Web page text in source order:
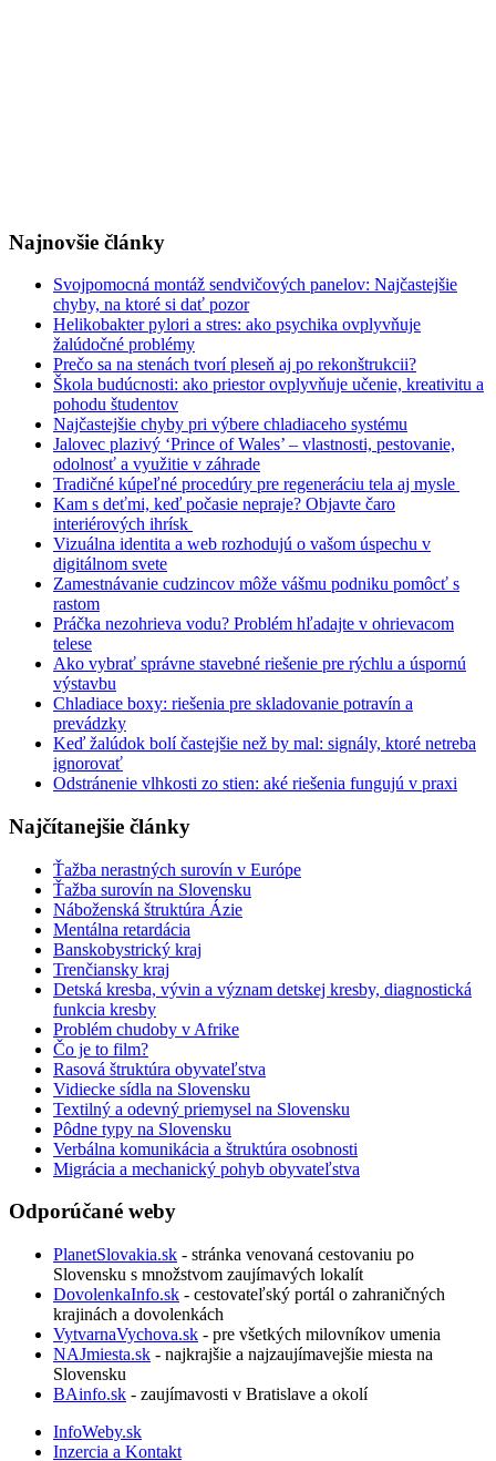
Najnovšie články
Svojpomocná montáž sendvičových panelov: Najčastejšie
chyby, na ktoré si dať pozor
Helikobakter pylori a stres: ako psychika ovplyvňuje
žalúdočné problémy
Prečo sa na stenách tvorí pleseň aj po rekonštrukcii?
Škola budúcnosti: ako priestor ovplyvňuje učenie, kreativitu a
pohodu študentov
Najčastejšie chyby pri výbere chladiaceho systému
Jalovec plazivý ‘Prince of Wales’ – vlastnosti, pestovanie,
odolnosť a využitie v záhrade
Tradičné kúpeľné procedúry pre regeneráciu tela aj mysle
Kam s deťmi, keď počasie nepraje? Objavte čaro
interiérových ihrísk
Vizuálna identita a web rozhodujú o vašom úspechu v
digitálnom svete
Zamestnávanie cudzincov môže vášmu podniku pomôcť s
rastom
Práčka nezohrieva vodu? Problém hľadajte v ohrievacom
telese
Ako vybrať správne stavebné riešenie pre rýchlu a úspornú
výstavbu
Chladiace boxy: riešenia pre skladovanie potravín a
prevádzky
Keď žalúdok bolí častejšie než by mal: signály, ktoré netreba
ignorovať
Odstránenie vlhkosti zo stien: aké riešenia fungujú v praxi
Najčítanejšie články
Ťažba nerastných surovín v Európe
Ťažba surovín na Slovensku
Náboženská štruktúra Ázie
Mentálna retardácia
Banskobystrický kraj
Trenčiansky kraj
Detská kresba, vývin a význam detskej kresby, diagnostická
funkcia kresby
Problém chudoby v Afrike
Čo je to film?
Rasová štruktúra obyvateľstva
Vidiecke sídla na Slovensku
Textilný a odevný priemysel na Slovensku
Pôdne typy na Slovensku
Verbálna komunikácia a štruktúra osobnosti
Migrácia a mechanický pohyb obyvateľstva
Odporúčané weby
PlanetSlovakia.sk - stránka venovaná cestovaniu po
Slovensku s množstvom zaujímavých lokalít
DovolenkaInfo.sk - cestovateľský portál o zahraničných
krajinách a dovolenkách
VytvarnaVychova.sk - pre všetkých milovníkov umenia
NAJmiesta.sk - najkrajšie a najzaujímavejšie miesta na
Slovensku
BAinfo.sk - zaujímavosti v Bratislave a okolí
InfoWeby.sk
Inzercia a Kontakt